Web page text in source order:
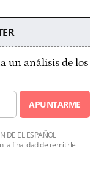
un análisis de los
APUNTARME
DE EL ESPAÑOL
la finalidad de remitirle